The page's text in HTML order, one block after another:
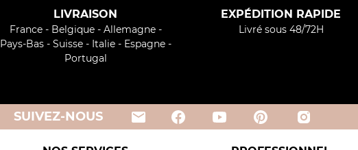
LIVRAISON
France - Belgique - Allemagne -
Pays-Bas - Suisse - Italie - Espagne -
Portugal
EXPÉDITION RAPIDE
Livré sous 48/72H
SUIVEZ-NOUS email